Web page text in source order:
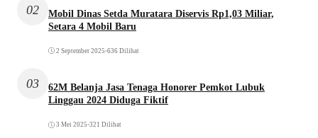
02
Mobil Dinas Setda Muratara Diservis Rp1,03 Miliar,
Setara 4 Mobil Baru
2 September 2025 •636 Dilihat
03
62M Belanja Jasa Tenaga Honorer Pemkot Lubuk
Linggau 2024 Diduga Fiktif
3 Mei 2025 •321 Dilihat